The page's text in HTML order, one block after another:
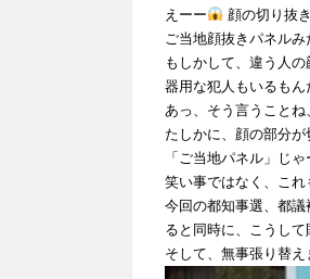
えーー
顔の切り抜
ご当地顔抜きパネルみ
もしかして、違う人
器用な犯人もいるもん
あっ、そう言うことね
たしかに、顔の部分が
「ご当地パネル」じ
笑い事ではなく、これ
今回の都知事選、都
ると同時に、こうして
そして、無事張り替え